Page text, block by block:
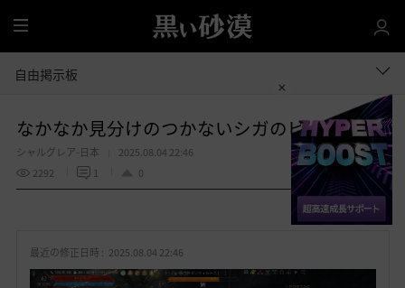
全
体
自由掲示板
なかなか見分けのつかないシガのビーム
シャルグレア-日本
2025.08.04 22:46
2292
1 0
お 共有する
最近の修正日時 : 2025.08.04 22:46